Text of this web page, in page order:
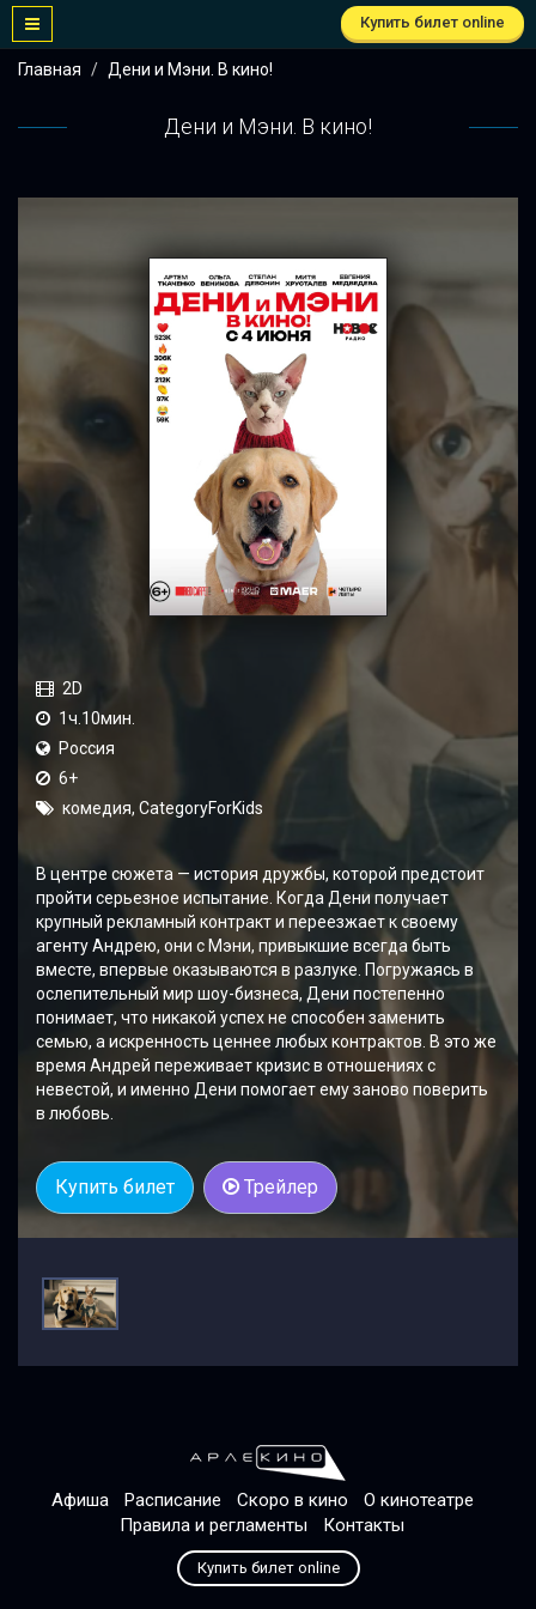
Купить билет online
Главная Дени и Мэни. В кино!
Дени и Мэни. В кино!
2D
1ч.10мин.
Россия
6+
комедия, CategoryForKids
В центре сюжета — история дружбы, которой предстоит
пройти серьезное испытание. Когда Дени получает
крупный рекламный контракт и переезжает к своему
агенту Андрею, они с Мэни, привыкшие всегда быть
вместе, впервые оказываются в разлуке. Погружаясь в
ослепительный мир шоу-бизнеса, Дени постепенно
понимает, что никакой успех не способен заменить
семью, а искренность ценнее любых контрактов. В это же
время Андрей переживает кризис в отношениях с
невестой, и именно Дени помогает ему заново поверить
в любовь.
Купить билет Трейлер
Афиша Расписание Скоро в кино
О кинотеатре
Правила и регламенты
Контакты
Купить билет online